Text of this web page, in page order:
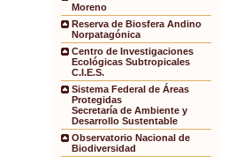
Moreno
Reserva de Biosfera Andino
Norpatagónica
Centro de Investigaciones
Ecológicas Subtropicales
C.I.E.S.
Sistema Federal de Áreas
Protegidas
Secretaría de Ambiente y
Desarrollo Sustentable
Observatorio Nacional de
Biodiversidad